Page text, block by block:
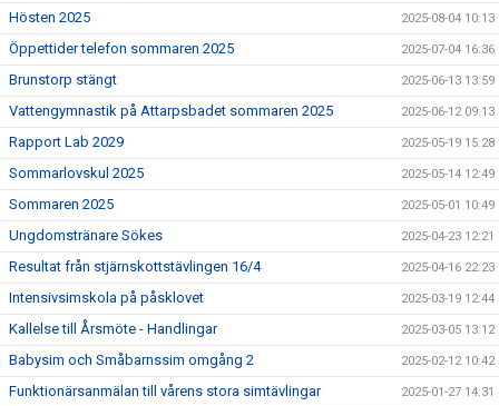
Hösten 2025 2025-08-04 10:13
Öppettider telefon sommaren 2025 2025-07-04 16:36
Brunstorp stängt 2025-06-13 13:59
Vattengymnastik på Attarpsbadet sommaren 2025 2025-06-12 09:13
Rapport Lab 2029 2025-05-19 15:28
Sommarlovskul 2025 2025-05-14 12:49
Sommaren 2025 2025-05-01 10:49
Ungdomstränare Sökes 2025-04-23 12:21
Resultat från stjärnskottstävlingen 16/4 2025-04-16 22:23
Intensivsimskola på påsklovet 2025-03-19 12:44
Kallelse till Årsmöte - Handlingar 2025-03-05 13:12
Babysim och Småbarnssim omgång 2 2025-02-12 10:42
Funktionärsanmälan till vårens stora simtävlingar 2025-01-27 14:31